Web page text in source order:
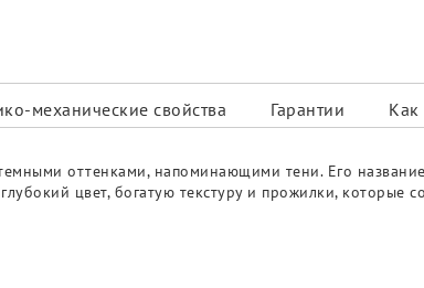
механические свойства Гарантии Как
оттенками, напоминающими тени. Его
цвет, богатую текстуру и прожилки, которые